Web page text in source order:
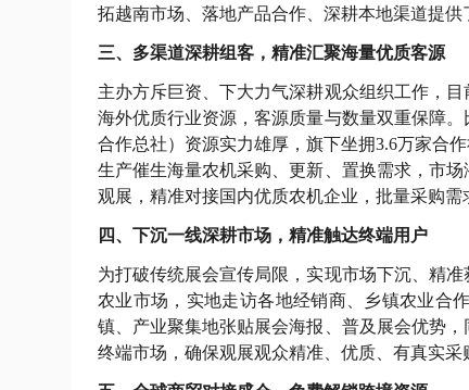
拓越南市场、落地产品合作、深耕本地渠道提
三、多渠道深耕组客，精准汇聚海量优质客源
主办方斥巨资、下大力气深耕观众组织工作，
海外优质行业资源，客源质量与数量双重保障
合作总社）资源实力雄厚，旗下坐拥3.6万家合
生产催生海量农机采购、更新、置换需求，市
观展，精准对接国内优质农机企业，批量采购需
四、下沉一线深耕市场，精准触达终端用户
为打破传统展会宣传局限，实现市场下沉、精
农业市场，实地走访各地经销商、乡镇农业合
镇、产业聚集地张贴展会海报、普及展会优势
终端市场，确保观展观众精准、优质、有真实采